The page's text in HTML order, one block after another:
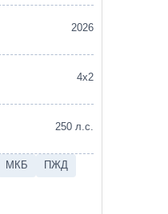
2026
4х2
250 л.с.
МКБ
ПЖД